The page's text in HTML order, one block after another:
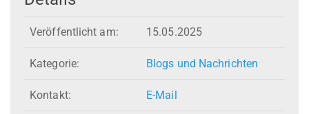
Veröffentlicht am: 15.05.2025
Kategorie: Blogs und Nachrichten
Kontakt: E-Mail